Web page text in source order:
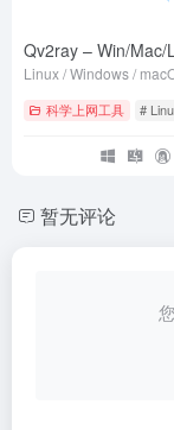
Qv2ray – Win/Mac/
v2.7.0 - The End
科学上网工具 #
暂无评论